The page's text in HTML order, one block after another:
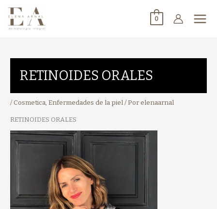
0
RETINOIDES ORALES
/Cosmetica,Enfermedades de la piel/ Porelenaarnal
RETINOIDES ORALES